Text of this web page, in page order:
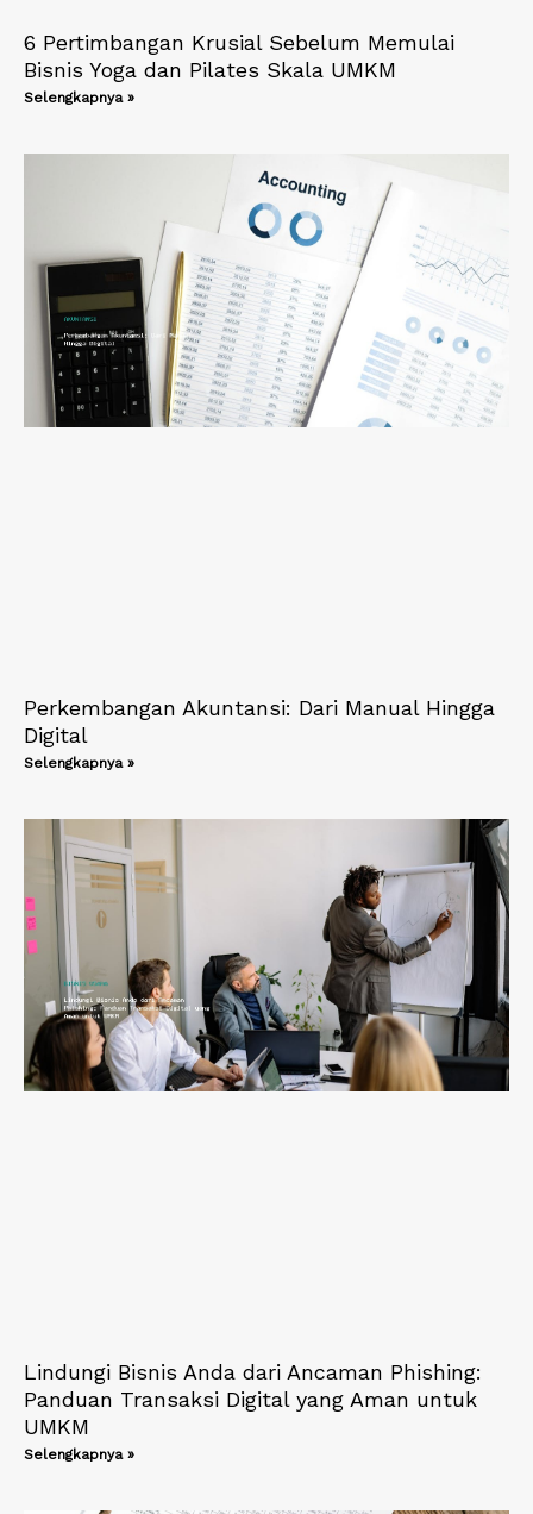
6 Pertimbangan Krusial Sebelum Memulai
Bisnis Yoga dan Pilates Skala UMKM
Selengkapnya »
Perkembangan Akuntansi: Dari Manual Hingga
Digital
Selengkapnya »
Lindungi Bisnis Anda dari Ancaman Phishing:
Panduan Transaksi Digital yang Aman untuk
UMKM
Selengkapnya »